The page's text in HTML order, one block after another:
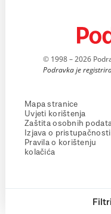
© 1998 – 2026
Podravka je
Mapa stranice
Uvjeti korištenja
Zaštita osobnih
Izjava o pristupačnosti
Pravila o korištenju
kolačića